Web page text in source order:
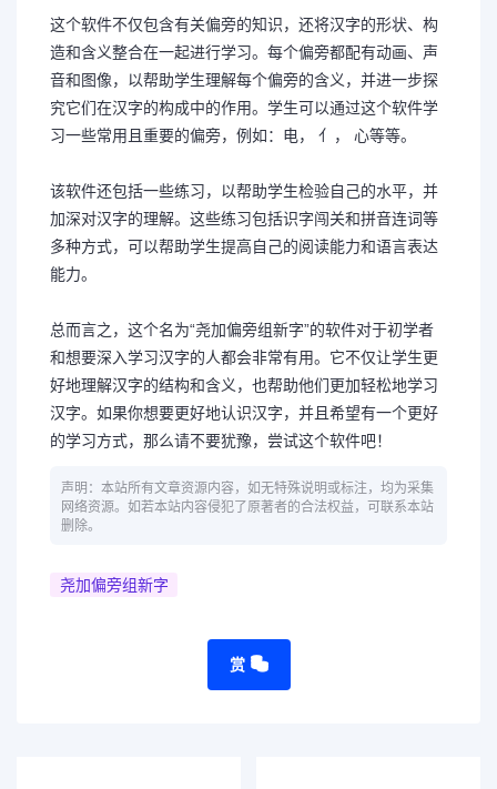
这个软件不仅包含有关偏旁的知识，还将汉字的形状、构
造和含义整合在一起进行学习。每个偏旁都配有动画、声
音和图像，以帮助学生理解每个偏旁的含义，并进一步探
究它们在汉字的构成中的作用。学生可以通过这个软件学
习一些常用且重要的偏旁，例如：电， 亻， 心等等。
该软件还包括一些练习，以帮助学生检验自己的水平，并
加深对汉字的理解。这些练习包括识字闯关和拼音连词等
多种方式，可以帮助学生提高自己的阅读能力和语言表达
能力。
总而言之，这个名为“尧加偏旁组新字”的软件对于初学者
和想要深入学习汉字的人都会非常有用。它不仅让学生更
好地理解汉字的结构和含义，也帮助他们更加轻松地学习
汉字。如果你想要更好地认识汉字，并且希望有一个更好
的学习方式，那么请不要犹豫，尝试这个软件吧！
声明：本站所有文章资源内容，如无特殊说明或标注，均为采集
网络资源。如若本站内容侵犯了原著者的合法权益，可联系本站
删除。
尧加偏旁组新字
赏